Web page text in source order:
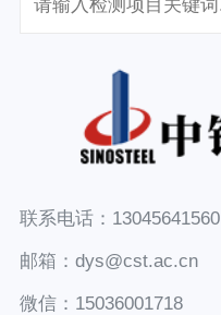
联系电话：13045641560
邮箱：dys@cst.ac.cn
微信：15036001718